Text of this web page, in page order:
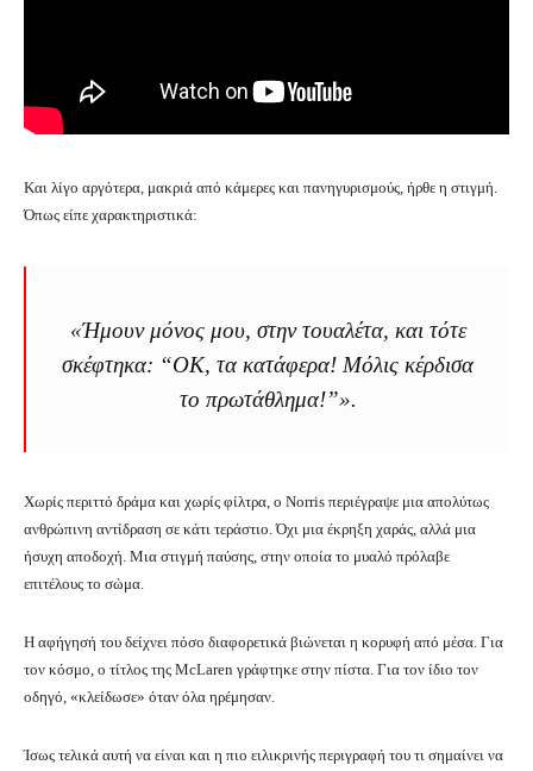
Και λίγο αργότερα, μακριά από κάμερες και πανηγυρισμούς, ήρθε η στιγμή.
Όπως είπε χαρακτηριστικά:
«Ήμουν μόνος μου, στην τουαλέτα, και τότε
σκέφτηκα: “ΟΚ, τα κατάφερα! Μόλις κέρδισα
το πρωτάθλημα!”».
Χωρίς περιττό δράμα και χωρίς φίλτρα, ο Norris περιέγραψε μια απολύτως
ανθρώπινη αντίδραση σε κάτι τεράστιο. Όχι μια έκρηξη χαράς, αλλά μια
ήσυχη αποδοχή. Μια στιγμή παύσης, στην οποία το μυαλό πρόλαβε
επιτέλους το σώμα.
Η αφήγησή του δείχνει πόσο διαφορετικά βιώνεται η κορυφή από μέσα. Για
τον κόσμο, ο τίτλος της McLaren γράφτηκε στην πίστα. Για τον ίδιο τον
οδηγό, «κλείδωσε» όταν όλα ηρέμησαν.
Ίσως τελικά αυτή να είναι και η πιο ειλικρινής περιγραφή του τι σημαίνει να